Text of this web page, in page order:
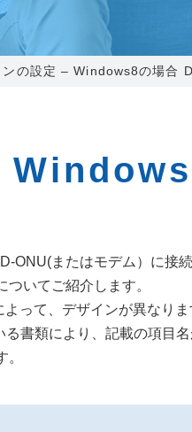
0120-173-577
新潟市西区山田2310-39
025-210-1200
営業時間 9:00～18:00
0138-34-2525
営業時間 9:00～18:00
番組情報
ンの設定 – Windows8の場合
ONU(またはモデム）に接
いてご紹介します。
って、デザインが異なりま
書類により、記載の項目